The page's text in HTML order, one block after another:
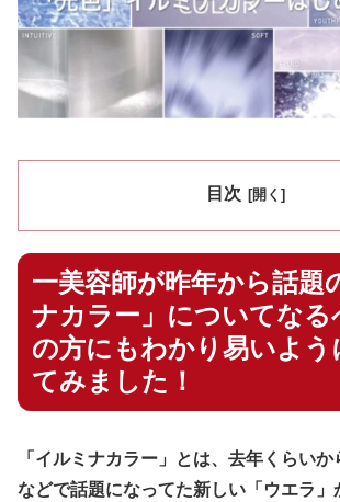
目次
一美容師が昨年から話題
ナカラー」についてなる
の方にもわかり易いよう
てみました！
「イルミナカラー」とは、去年くらい
などで話題になってた新しい「ウエラ」